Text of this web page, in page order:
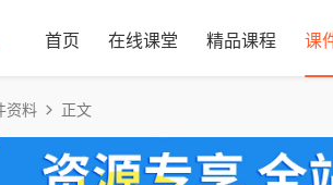
首页 在线课堂 精品课程 课
资料 正文